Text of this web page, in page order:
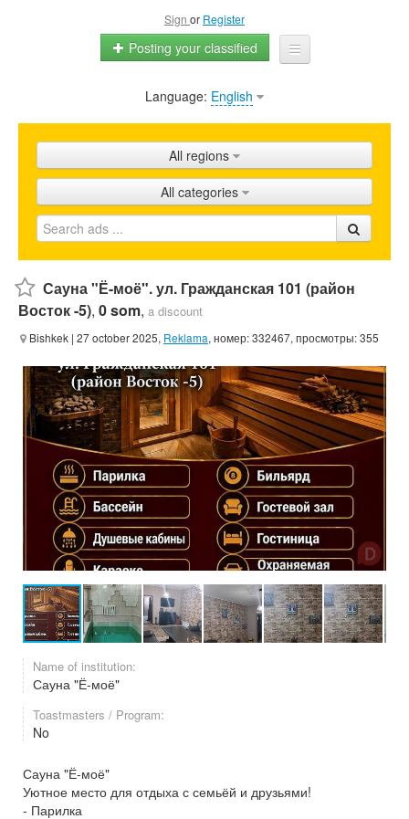
Sign or Register
Posting your classified
Home
Shops
Promotion
FAQ
Blog
Language: English
All regions
All categories
Сауна "Ё-моё". ул. Гражданская 101 (район
Восток -5), 0 som, a discount
Bishkek | 27 october 2025, Reklama, номер: 332467, просмотры: 355
Name of institution:
Сауна "Ё-моё"
Toastmasters / Program:
No
Сауна "Ё-моё"
Уютное место для отдыха с семьёй и друзьями!
- Парилка